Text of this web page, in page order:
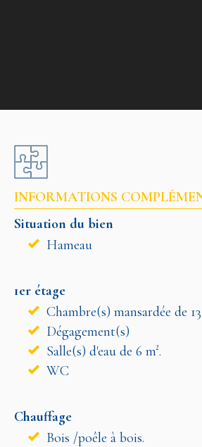
INFORMATIONS
Situation du bien
Hameau
1er étage
Chambre(s) mansardée de
Dégagement(s)
Salle(s) d'eau de 6 m².
WC
Chauffage
Bois /poêle à bois.